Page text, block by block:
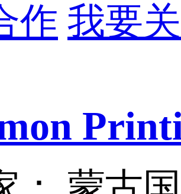
作 我要